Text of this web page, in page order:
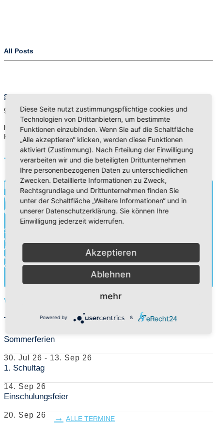
All Posts
Straßen aus Gold (Cover) (Musikvideo)
9. Feb 24
https://youtu.be/mcneyHMrgYA?feature=shared Musik und Text:
Ruthild Eicker Projektleitung: Eva P…
Read More
Bildung für heute.
Wissen für morgen.
Charakter für die Ewigkeit.
Schule ist mehr als Wissensvermittlung. Durch die Zusammenarbeit
von Schülern, Lehrern und Eltern gehen wir an unseren
Adventistischen Bekenntnisschulen eine Erziehungspartnerschaft
ein. Neben der Wissensvermittlung legen wir ebenso Wert auf die
charakterliche Entwick...
Mehr herausfinden
Vorschüler
Termine
Sommerferien
30. Jul 26 - 13. Sep 26
1. Schultag
14. Sep 26
Einschulungsfeier
20. Sep 26 ALLE TERMINE
Diese Seite nutzt zustimmungspflichtige cookies und
Technologien von Drittanbietern, um bestimmte
Funktionen einzubinden. Wenn Sie auf die Schaltfläche
„Alle akzeptieren“ klicken, werden diese Funktionen
aktiviert (Zustimmung). Nach Erteilung der Einwilligung
verarbeiten wir und die beteiligten Drittunternehmen
Ihre personenbezogenen Daten zu unterschiedlichen
Zwecken. Detaillierte Informationen zu Zweck,
Rechtsgrundlage und Drittunternehmen finden Sie
unter der Schaltfläche „Weitere Informationen“ und in
unserer Datenschutzerklärung. Sie können Ihre
Einwilligung jederzeit widerrufen.
Akzeptieren
Ablehnen
mehr
Powered by &